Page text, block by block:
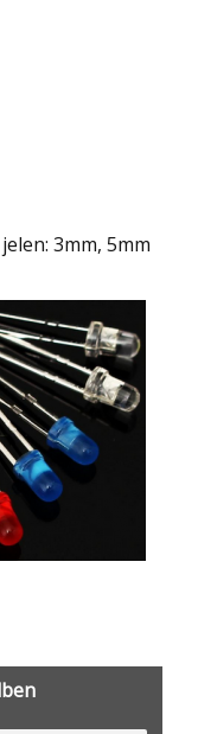
3mm, 5mm